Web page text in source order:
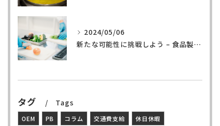
2024/05/06
新たな可能性に挑戦しよう – 食品製造の世界へ
タグ Tags
OEM PB コラム 交通費支給 休日休暇